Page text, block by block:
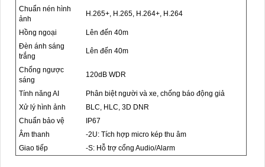
Chuẩn nén hình
ảnh
H.265+, H.265, H.264+, H.264
Hồng ngoại
Lên đến 40m
Đèn ánh sáng
trắng
Lên đến 40m
Chống ngược
sáng
120dB WDR
Tính năng AI
Phân biệt người và xe, chống báo động giả
Xử lý hình ảnh
BLC, HLC, 3D DNR
Chuẩn bảo vệ
IP67
Âm thanh
-2U: Tích hợp micro kép thu âm
Giao tiếp
-S: Hỗ trợ cổng Audio/Alarm